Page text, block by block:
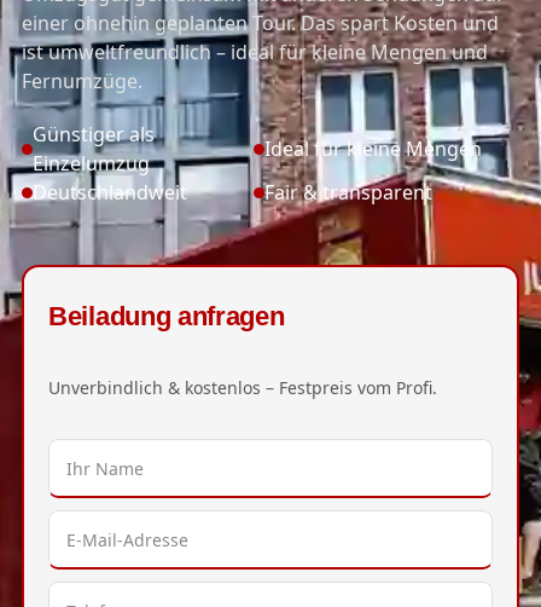
einer ohnehin geplanten Tour. Das spart Kosten und
ist umweltfreundlich – ideal für kleine Mengen und
Fernumzüge.
Günstiger als
Einzelumzug
Ideal für kleine Mengen
Deutschlandweit
Fair & transparent
Beiladung anfragen
Unverbindlich & kostenlos – Festpreis vom Profi.